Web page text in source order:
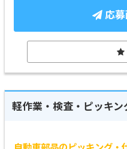
応
軽作業・検査・ピッキン